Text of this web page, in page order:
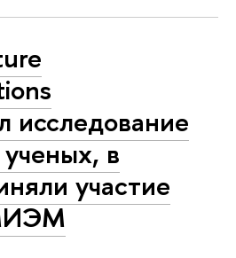
исследование
в
участие